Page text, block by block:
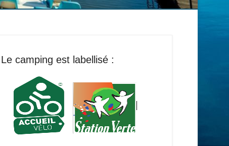
Le camping est labellisé :